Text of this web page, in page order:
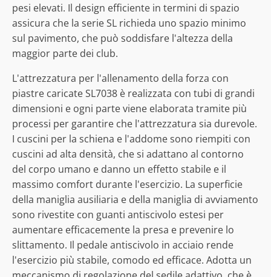
pesi elevati. Il design efficiente in termini di spazio
assicura che la serie SL richieda uno spazio minimo
sul pavimento, che può soddisfare l'altezza della
maggior parte dei club.
L'attrezzatura per l'allenamento della forza con
piastre caricate SL7038 è realizzata con tubi di grandi
dimensioni e ogni parte viene elaborata tramite più
processi per garantire che l'attrezzatura sia durevole.
I cuscini per la schiena e l'addome sono riempiti con
cuscini ad alta densità, che si adattano al contorno
del corpo umano e danno un effetto stabile e il
massimo comfort durante l'esercizio. La superficie
della maniglia ausiliaria e della maniglia di avviamento
sono rivestite con guanti antiscivolo estesi per
aumentare efficacemente la presa e prevenire lo
slittamento. Il pedale antiscivolo in acciaio rende
l'esercizio più stabile, comodo ed efficace. Adotta un